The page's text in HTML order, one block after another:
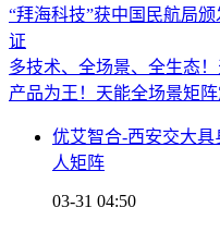
“拜海科技”获中国民航局
证
多技术、全场景、全生态
产品为王！天能全场景矩
优艾智合-西安交大
人矩阵
03-31 04:50